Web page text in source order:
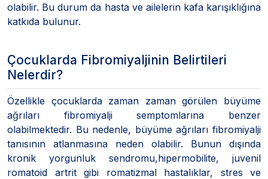
olabilir. Bu durum da hasta ve ailelerin kafa karışıklığına
katkıda bulunur.
Çocuklarda Fibromiyaljinin Belirtileri
Nelerdir?
Özellikle çocuklarda zaman zaman görülen büyüme
ağrıları fibromiyalji semptomlarına benzer
olabilmektedir. Bu nedenle, büyüme ağrıları fibromiyalji
tanısının atlanmasına neden olabilir. Bunun dışında
kronik yorgunluk sendromu,hipermobilite, juvenil
romatoid artrit gibi romatizmal hastalıklar, stres ve